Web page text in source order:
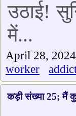
उठाई!
में...
April 28,
worker
कड़ी संख्या 25; मैं